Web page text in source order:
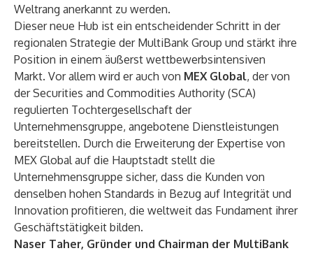
Weltrang anerkannt zu werden.
Dieser neue Hub ist ein entscheidender Schritt in der
regionalen Strategie der MultiBank Group und stärkt ihre
Position in einem äußerst wettbewerbsintensiven
Markt. Vor allem wird er auch von MEX Global, der von
der Securities and Commodities Authority (SCA)
regulierten Tochtergesellschaft der
Unternehmensgruppe, angebotene Dienstleistungen
bereitstellen. Durch die Erweiterung der Expertise von
MEX Global auf die Hauptstadt stellt die
Unternehmensgruppe sicher, dass die Kunden von
denselben hohen Standards in Bezug auf Integrität und
Innovation profitieren, die weltweit das Fundament ihrer
Geschäftstätigkeit bilden.
Naser Taher, Gründer und Chairman der MultiBank